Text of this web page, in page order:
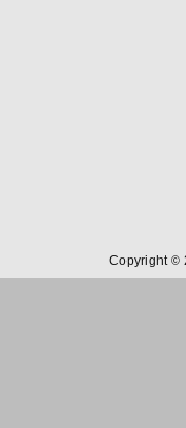
Copyright ©